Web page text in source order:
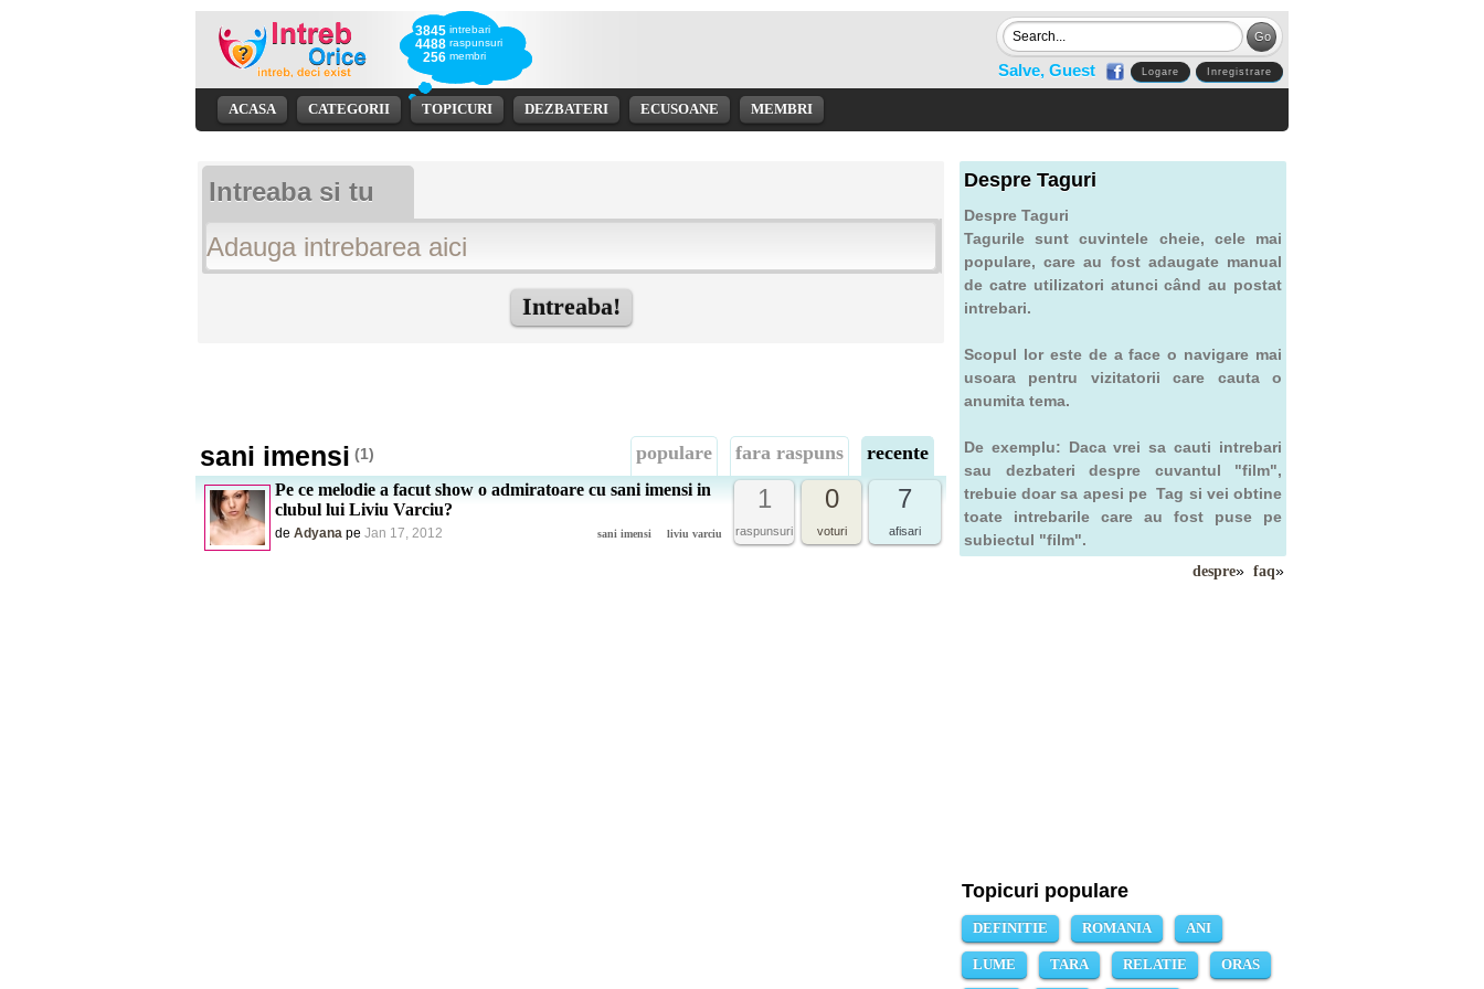
3845
4488
256
intrebari
raspunsuri
membri
Salve, Guest Logare Inregistrare
ACASA CATEGORII TOPICURI DEZBATERI ECUSOANE MEMBRI
Intreaba si tu
sani imensi (1) recente
fara raspuns
populare
Pe ce melodie a facut show o admiratoare cu sani imensi in
clubul lui Liviu Varciu?
de Adyana pe Jan 17, 2012 sani imensi liviu varciu
1
raspunsuri
0
voturi
7
afisari
Despre Taguri
Despre Taguri
Tagurile sunt cuvintele cheie, cele mai
populare, care au fost adaugate manual
de catre utilizatori atunci când au postat
intrebari.
Scopul lor este de a face o navigare mai
usoara pentru vizitatorii care cauta o
anumita tema.
De exemplu: Daca vrei sa cauti intrebari
sau dezbateri despre cuvantul "film",
trebuie doar sa apesi pe Tag si vei obtine
toate intrebarile care au fost puse pe
subiectul "film".
despre» faq»
Topicuri populare
DEFINITIE ROMANIA ANI
LUME TARA RELATIE ORAS